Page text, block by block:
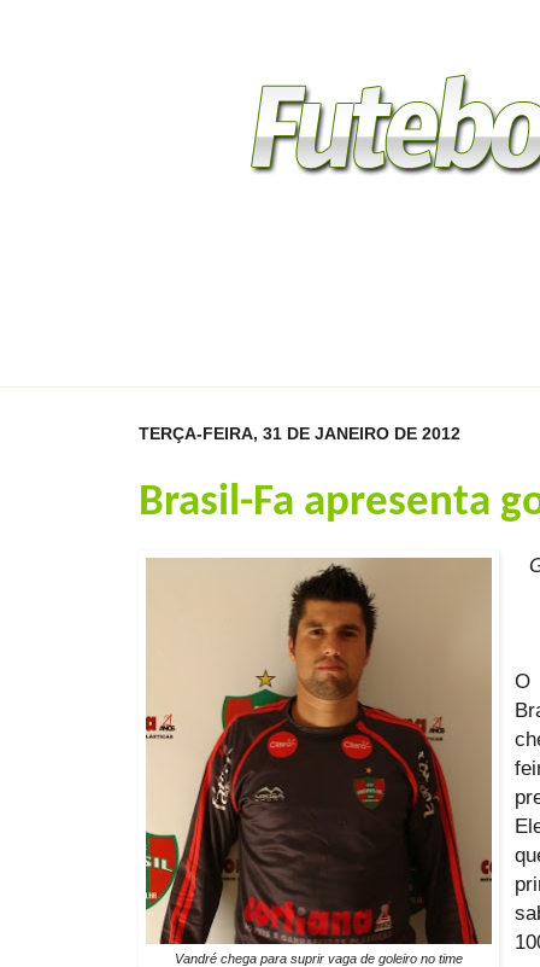
TERÇA-FEIRA, 31 DE JANEIRO DE 2012
Brasil-Fa apresenta
Vandré chega para suprir vaga de goleiro no time
O